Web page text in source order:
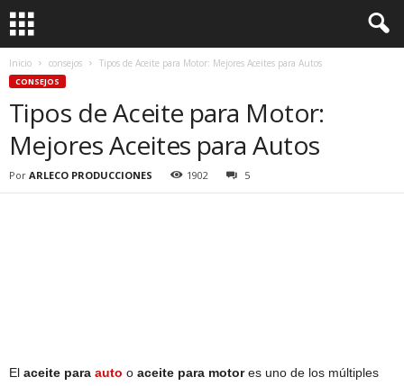
Inicio consejos Tipos de Aceite para Motor: Mejores Aceites para Autos
CONSEJOS
Tipos de Aceite para Motor:
Mejores Aceites para Autos
Por ARLECO PRODUCCIONES 1902 5
El aceite para auto o aceite para motores uno de los múltiples